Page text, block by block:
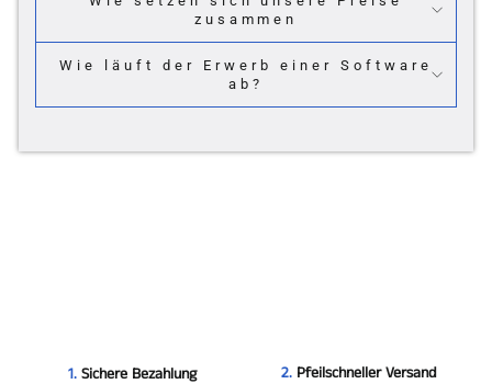
zusammen
Wie läuft der Erwerb einer Software
ab?
1.Sichere Bezahlung 2. Pfeilschneller Versand